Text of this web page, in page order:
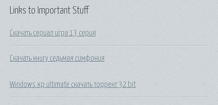
Links to Important Stuff
Скачать сериал игра 13 серия
Скачать книгу седьмая симфония
Windows xp ultimate скачать торрент 32 bit